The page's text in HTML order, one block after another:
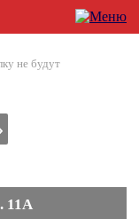
не будут
11А